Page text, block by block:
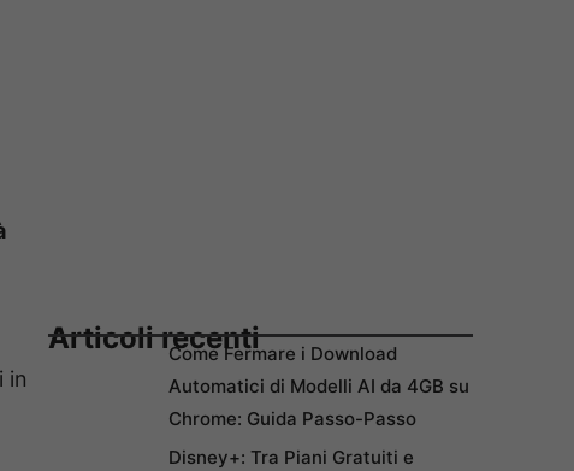
in
Articoli recentiCome Fermare i Download
Automatici di Modelli AI da 4GB su
Chrome: Guida Passo-Passo
Disney+: Tra Piani Gratuiti e